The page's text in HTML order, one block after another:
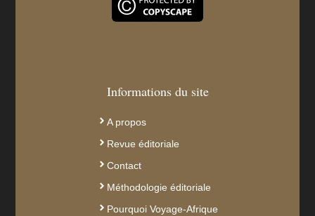
Informations du site
A propos
Revue éditoriale
Contact
Méthodologie éditoriale
Pourquoi Voyage-Afrique